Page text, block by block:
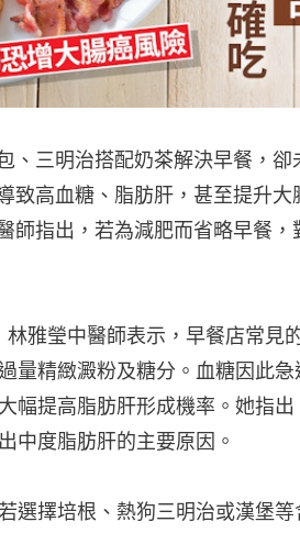
、三明治搭配奶茶解決早餐，卻
致高血糖、脂肪肝，甚至提升大
師指出，若為減肥而省略早餐，
雅瑩中醫師表示，早餐店常見
量精緻澱粉及糖分。血糖因此
幅提高脂肪肝形成機率。她指
中度脂肪肝的主要原因。
選擇培根、熱狗三明治或漢堡